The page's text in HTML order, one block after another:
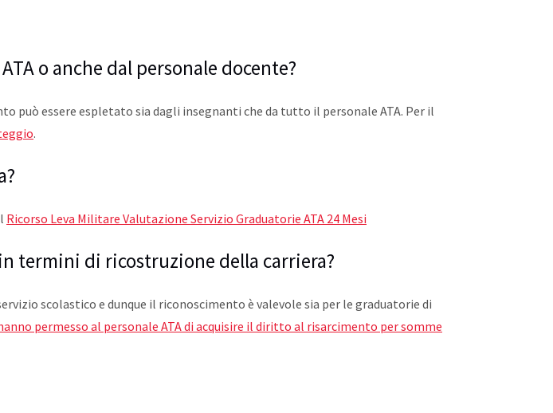
o anche dal personale docente?
essere espletato sia dagli insegnanti che da tutto il personale ATA. Per il
.
Ricorso Leva Militare Valutazione Servizio Graduatorie ATA 24 Mesi
termini di ricostruzione della carriera?
scolastico e dunque il riconoscimento è valevole sia per le graduatorie di
permesso al personale ATA di acquisire il diritto al risarcimento per somme